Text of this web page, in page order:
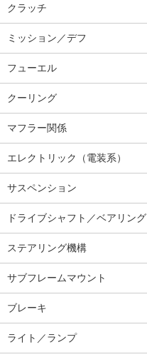
クラッチ
ミッション／デフ
フューエル
クーリング
マフラー関係
エレクトリック（電装系）
サスペンション
ドライブシャフト／ベアリング
ステアリング機構
サブフレームマウント
ブレーキ
ライト／ランプ